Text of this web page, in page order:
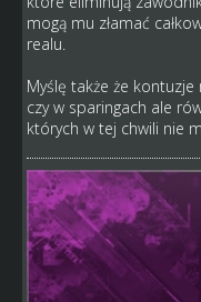
mogą mu złamać
realu.
Myślę także że
czy w sparingach ale
których w tej chwili nie